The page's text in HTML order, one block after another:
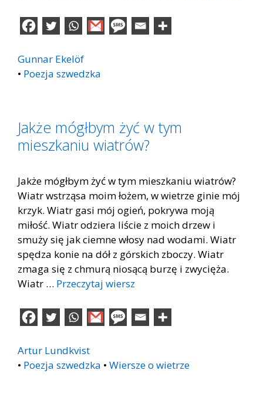
Gunnar Ekelöf
• Poezja szwedzka
Jakże mógłbym żyć w tym
mieszkaniu wiatrów?
Jakże mógłbym żyć w tym mieszkaniu wiatrów?
Wiatr wstrząsa moim łożem, w wietrze ginie mój
krzyk. Wiatr gasi mój ogień, pokrywa moją
miłość. Wiatr odziera liście z moich drzew i
smuży się jak ciemne włosy nad wodami. Wiatr
spędza konie na dół z górskich zboczy. Wiatr
zmaga się z chmurą niosącą burzę i zwycięża.
Wiatr … Przeczytaj wiersz
Artur Lundkvist
• Poezja szwedzka • Wiersze o wietrze